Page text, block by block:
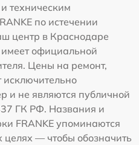
техническим
по истечении
центр в Краснодаре
официальной
Цены на ремонт,
исключительно
и не являются публичной
ГК РФ. Названия и
FRANKE упоминаются
— чтобы обозначить